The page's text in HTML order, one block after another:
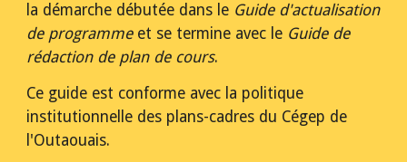
la démarche débutée dans le Guide d'actualisation
de programme et se termine avec le Guide de
rédaction de plan de cours.
Ce guide est conforme avec la politique
institutionnelle des plans-cadres du Cégep de
l'Outaouais.